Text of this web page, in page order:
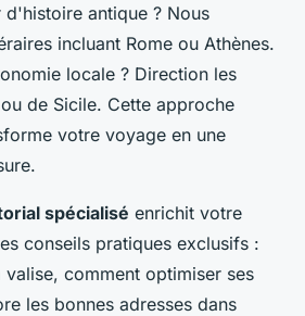
antique ? Nous
incluant Rome ou Athènes.
locale ? Direction les
de Sicile. Cette approche
votre voyage en une
spécialisé enrichit votre
conseils pratiques exclusifs :
valise, comment optimiser ses
les bonnes adresses dans